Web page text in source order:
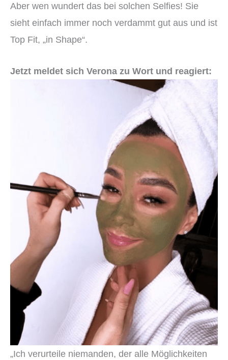
Aber wen wundert das bei solchen Selfies! Sie
sieht einfach immer noch verdammt gut aus und ist
Top Fit, „in Shape“.
Jetzt meldet sich Verona zu Wort und reagiert:
„Ich verurteile niemanden, der alle Möglichkeiten